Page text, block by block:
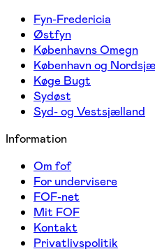
Fyn-Fredericia
Østfyn
Københavns Omegn
København og
Køge Bugt
Sydøst
Syd- og Vestsjælland
Information
Om fof
For undervisere
FOF-net
Mit FOF
Kontakt
Privatlivspolitik